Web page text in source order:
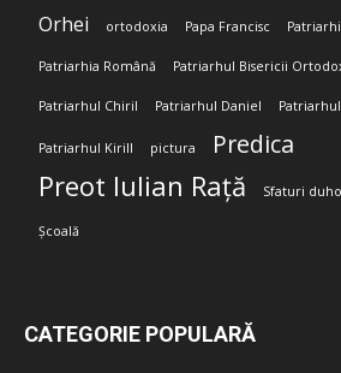
Orhei ortodoxia Papa Francisc
Patriarhia Română Patriarhul Bisericii
Patriarhul Chiril Patriarhul Daniel
Patriarhul Kirill pictura Predica
Preot Iulian Rață Sfaturi
Școală
CATEGORIE POPULARĂ